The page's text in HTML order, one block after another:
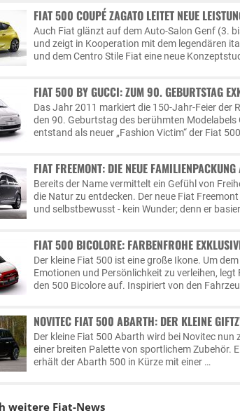
FIAT 500 COUPÉ ZAGATO LEITET NEUE
Auch Fiat glänzt auf dem Auto-Salon Genf (3.
und zeigt in Kooperation mit dem legendären
und dem Centro Stile Fiat eine neue
FIAT 500 BY GUCCI: ZUM 90. GEBURTSTAG
Das Jahr 2011 markiert die 150-Jahr-Feier der
den 90. Geburtstag des berühmten Modelabels
entstand als neuer „Fashion Victim“ der Fiat
FIAT FREEMONT: DIE NEUE
Bereits der Name vermittelt ein Gefühl von
die Natur zu entdecken. Der neue Fiat
und selbstbewusst - kein Wunder; denn er
FIAT 500 BICOLORE: FARBENFROHE
Der kleine Fiat 500 ist eine große Ikone. Um
Emotionen und Persönlichkeit zu verleihen,
den 500 Bicolore auf. Inspiriert von den
NOVITEC FIAT 500 ABARTH: DER KLEINE
Der kleine Fiat 500 Abarth wird bei Novitec nun
einer breiten Palette von sportlichem Zubehör.
erhält der Abarth 500 in Kürze mit einer …
weitere Fiat-News